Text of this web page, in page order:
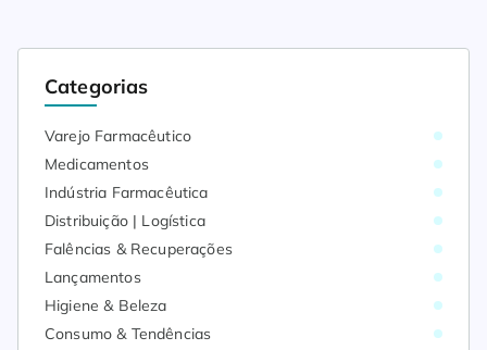
Categorias
Varejo Farmacêutico
Medicamentos
Indústria Farmacêutica
Distribuição | Logística
Falências & Recuperações
Lançamentos
Higiene & Beleza
Consumo & Tendências